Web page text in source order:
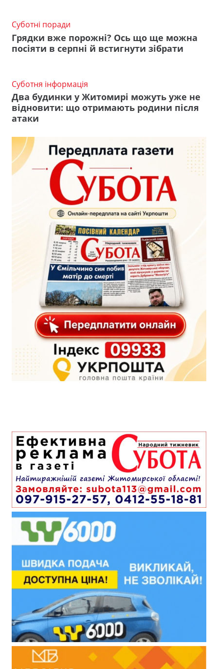
Суботні поради
Грядки вже порожні? Ось що ще можна
посіяти в серпні й встигнути зібрати
Суботня інформація
Два будинки у Житомирі можуть уже не
відновити: що отримають родини після
атаки